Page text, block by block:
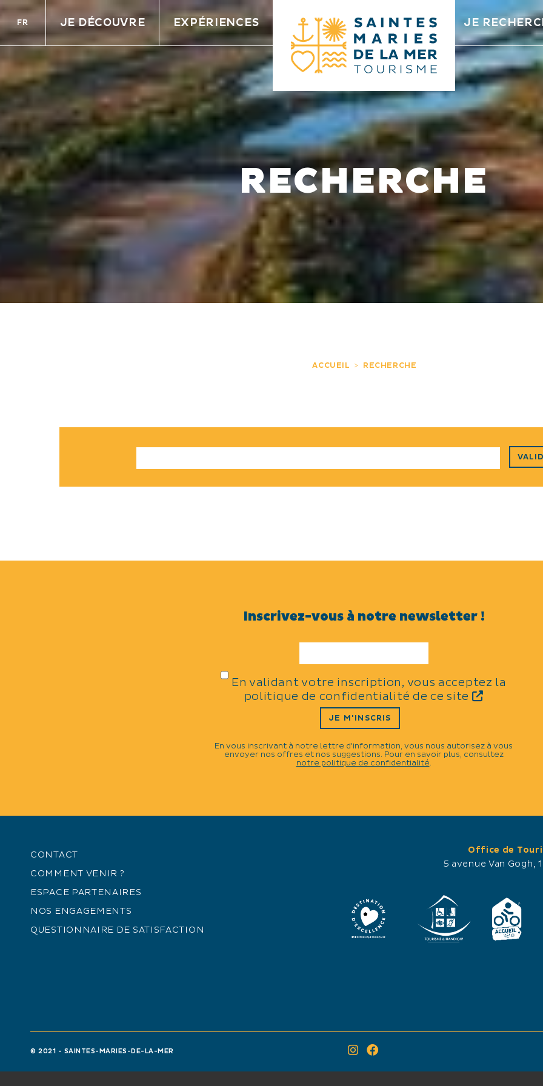
FR JE DÉCOUVRE EXPÉRIENCES JE
RECHERCHE
ACCUEIL RECHERCHE
Inscrivez-vous à notre newsletter !
En validant votre inscription, vous acceptez la
politique de confidentialité de ce site
JE M'INSCRIS
En vous inscrivant à notre lettre d'information, vous nous autorisez à vous
envoyer nos offres et nos suggestions. Pour en savoir plus, consultez
notre politique de confidentialité.
CONTACT
COMMENT VENIR ?
ESPACE PARTENAIRES
NOS ENGAGEMENTS
QUESTIONNAIRE DE SATISFACTION
Office de
5 avenue Van
© 2021 - SAINTES-MARIES-DE-LA-MER